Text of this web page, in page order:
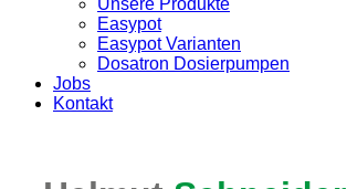
Unsere Produkte
Easypot
Easypot Varianten
Dosatron Dosierpumpen
Jobs
Kontakt